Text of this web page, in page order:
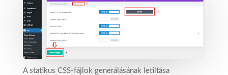
A statikus CSS-fájlok generálásának letiltása